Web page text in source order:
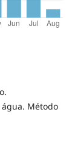
Método